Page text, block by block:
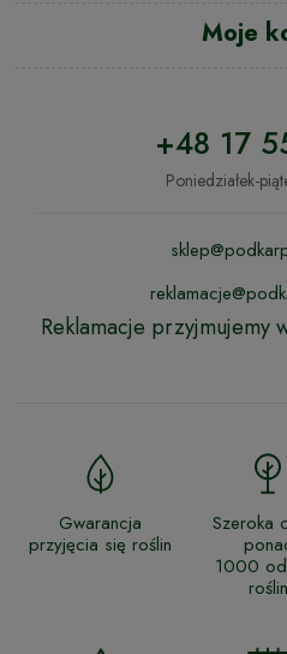
Moje
+48 17
Poniedziałek-
Reklamacje przyjmujemy
Gwarancja
przyjęcia się roślin
Szeroka
1000
roślin